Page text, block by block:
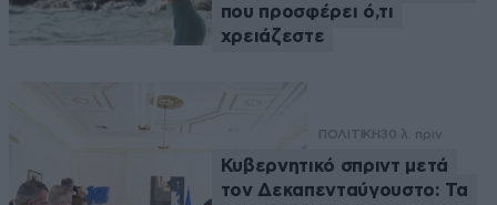
που προσφέρει ό,τι
χρειάζεστε
ΠΟΛΙΤΙΚΗ30 λ. πριν
Κυβερνητικό σπριντ μετά
τον Δεκαπενταύγουστο: Τα